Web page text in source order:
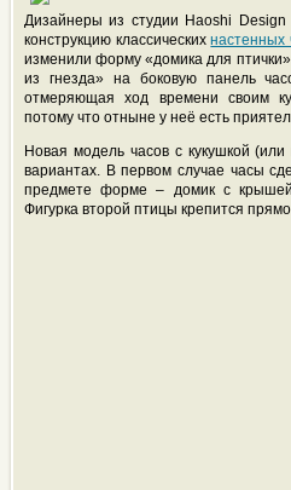
Дизайнеры из студии Haoshi
конструкцию классическихнастенных
изменили форму «домика для
из гнезда» на боковую панель
отмеряющая ход времени своим
потому что отныне у неё есть
Новая модель часов с кукушкой
вариантах. В первом случае часы
предмете форме – домик с
Фигурка второй птицы крепится